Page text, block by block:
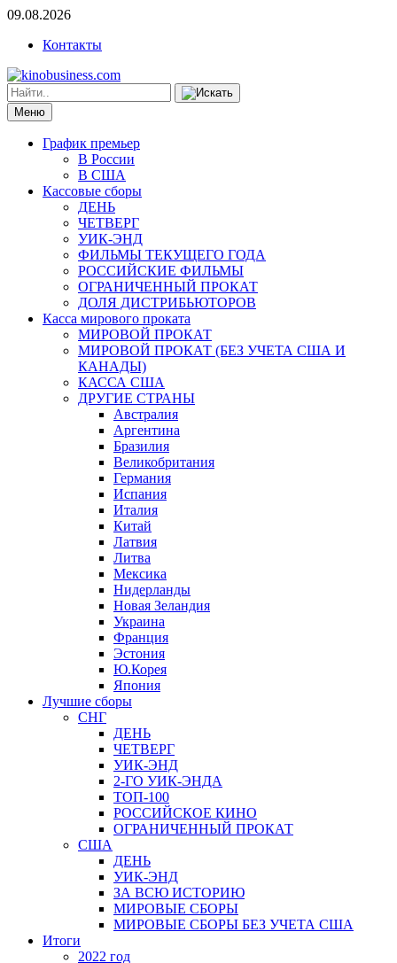
09.08.2026
Контакты
Меню
График премьер
В России
В США
Кассовые сборы
ДЕНЬ
ЧЕТВЕРГ
УИК-ЭНД
ФИЛЬМЫ ТЕКУЩЕГО ГОДА
РОССИЙСКИЕ ФИЛЬМЫ
ОГРАНИЧЕННЫЙ ПРОКАТ
ДОЛЯ ДИСТРИБЬЮТОРОВ
Касса мирового проката
МИРОВОЙ ПРОКАТ
МИРОВОЙ ПРОКАТ (БЕЗ УЧЕТА США И
КАНАДЫ)
КАССА США
ДРУГИЕ СТРАНЫ
Австралия
Аргентина
Бразилия
Великобритания
Германия
Испания
Италия
Китай
Латвия
Литва
Мексика
Нидерланды
Новая Зеландия
Украина
Франция
Эстония
Ю.Корея
Япония
Лучшие сборы
СНГ
ДЕНЬ
ЧЕТВЕРГ
УИК-ЭНД
2-ГО УИК-ЭНДА
ТОП-100
РОССИЙСКОЕ КИНО
ОГРАНИЧЕННЫЙ ПРОКАТ
США
ДЕНЬ
УИК-ЭНД
ЗА ВСЮ ИСТОРИЮ
МИРОВЫЕ СБОРЫ
МИРОВЫЕ СБОРЫ БЕЗ УЧЕТА США
Итоги
2022 год